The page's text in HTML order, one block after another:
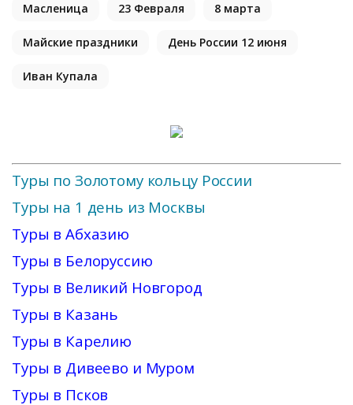
Масленица 23 Февраля 8 марта
Майские праздники День России 12 июня
Иван Купала
Туры по Золотому кольцу России
Туры на 1 день из Москвы
Туры в Абхазию
Туры в Белоруссию
Туры в Великий Новгород
Туры в Казань
Туры в Карелию
Туры в Дивеево и Муром
Туры в Псков